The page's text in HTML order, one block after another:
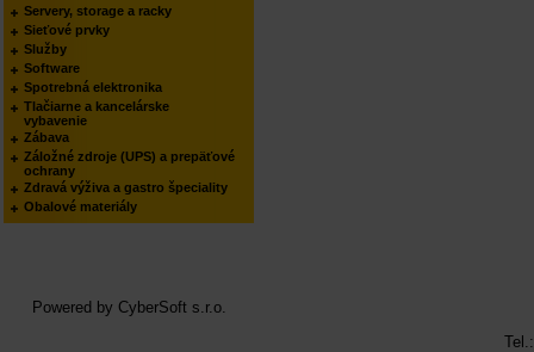
Servery, storage a racky
Sieťové prvky
Služby
Software
Spotrebná elektronika
Tlačiarne a kancelárske
vybavenie
Zábava
Záložné zdroje (UPS) a prepäťové
ochrany
Zdravá výživa a gastro špeciality
Obalové materiály
Powered by CyberSoft s.r.o.